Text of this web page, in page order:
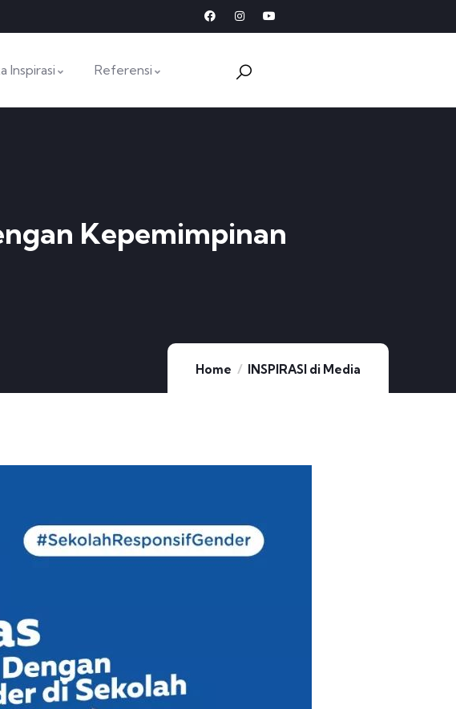
Inspirasi Referensi
Kepemimpinan
Home INSPIRASI di Media